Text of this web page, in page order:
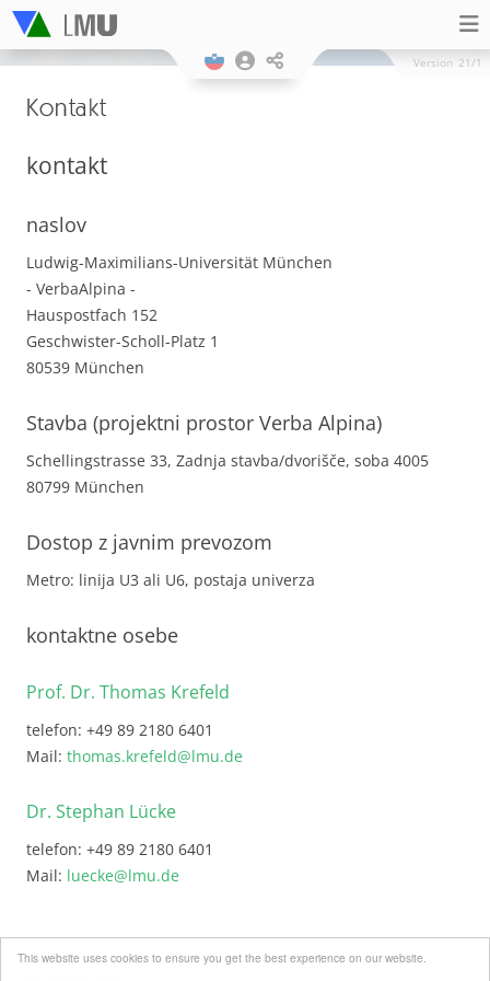
This website uses cookies to ensure you get the best experience on our website.
Version 21/1
Kontakt
kontakt
naslov
Ludwig-Maximilians-Universität München
- VerbaAlpina -
Hauspostfach 152
Geschwister-Scholl-Platz 1
80539 München
Stavba (projektni prostor Verba Alpina)
Schellingstrasse 33, Zadnja stavba/dvorišče, soba 4005
80799 München
Dostop z javnim prevozom
Metro: linija U3 ali U6, postaja univerza
kontaktne osebe
Prof. Dr. Thomas Krefeld
telefon: +49 89 2180 6401
Mail: thomas.krefeld@lmu.de
Dr. Stephan Lücke
telefon: +49 89 2180 6401
Mail: luecke@lmu.de